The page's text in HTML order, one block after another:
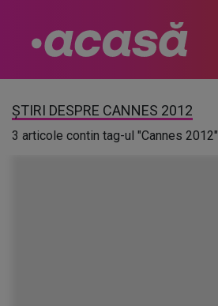
ȘTIRI DESPRE CANNES 2012
3 articole contin tag-ul "Cannes 2012"